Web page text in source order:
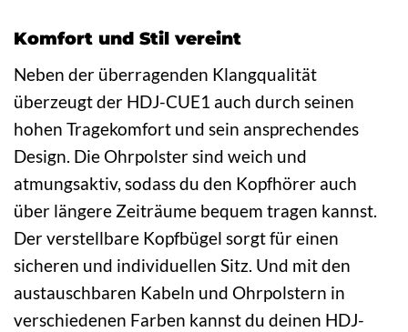
Komfort und Stil vereint
Neben der überragenden Klangqualität
überzeugt der HDJ-CUE1 auch durch seinen
hohen Tragekomfort und sein ansprechendes
Design. Die Ohrpolster sind weich und
atmungsaktiv, sodass du den Kopfhörer auch
über längere Zeiträume bequem tragen kannst.
Der verstellbare Kopfbügel sorgt für einen
sicheren und individuellen Sitz. Und mit den
austauschbaren Kabeln und Ohrpolstern in
verschiedenen Farben kannst du deinen HDJ-